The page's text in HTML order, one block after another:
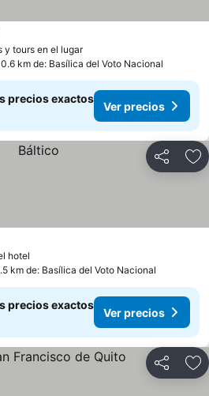
y tours en el lugarVer precios
precios
km de: Basílica del Voto Nacional
precios exactos
Ver precios
Compartir
hotel
km de: Basílica del Voto Nacional
precios exactos
Ver precios
Compartir